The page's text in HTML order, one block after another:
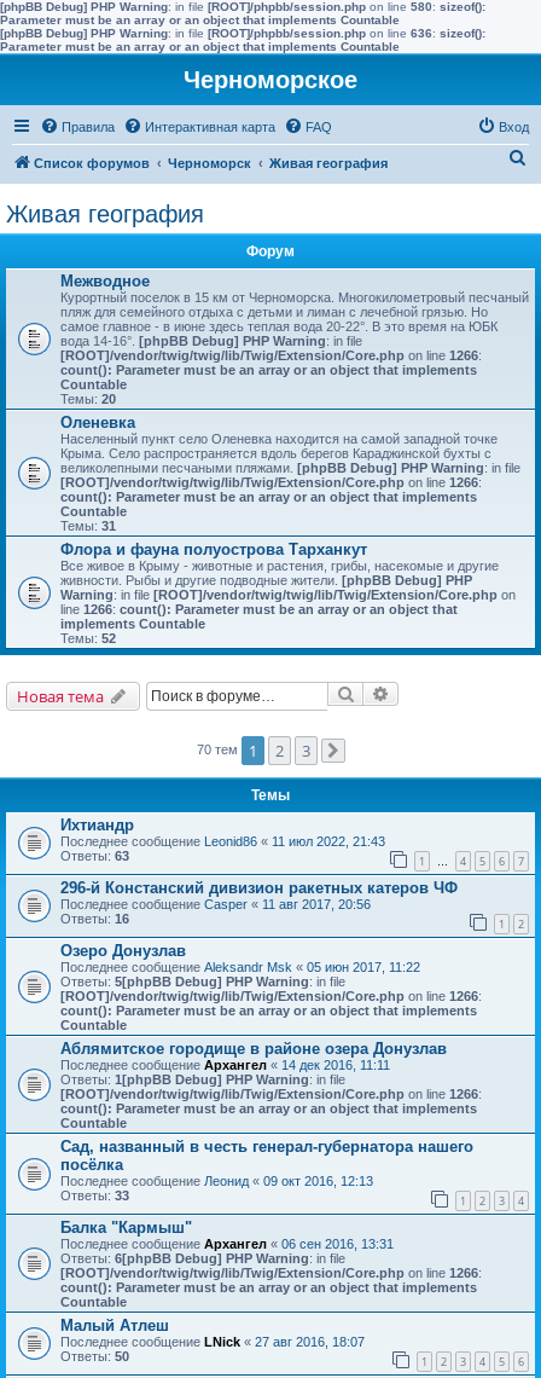
[phpBB Debug] PHP Warning: in file [ROOT]/phpbb/session.php on line 580: sizeof():
Parameter must be an array or an object that implements Countable
[phpBB Debug] PHP Warning: in file [ROOT]/phpbb/session.php on line 636: sizeof():
Parameter must be an array or an object that implements Countable
Черноморское
Правила Интерактивная карта FAQ Вход
Список форумов Черноморск Живая география
Живая география
Форум
Межводное
Курортный поселок в 15 км от Черноморска. Многокилометровый песчаный
пляж для семейного отдыха с детьми и лиман с лечебной грязью. Но
самое главное - в июне здесь теплая вода 20-22°. В это время на ЮБК
вода 14-16°. [phpBB Debug] PHP Warning: in file
[ROOT]/vendor/twig/twig/lib/Twig/Extension/Core.php on line 1266:
count(): Parameter must be an array or an object that implements
Countable
Темы: 20
Оленевка
Населенный пункт село Оленевка находится на самой западной точке
Крыма. Село распространяется вдоль берегов Караджинской бухты с
великолепными песчаными пляжами. [phpBB Debug] PHP Warning: in file
[ROOT]/vendor/twig/twig/lib/Twig/Extension/Core.php on line 1266:
count(): Parameter must be an array or an object that implements
Countable
Темы: 31
Флора и фауна полуострова Тарханкут
Все живое в Крыму - животные и растения, грибы, насекомые и другие
живности. Рыбы и другие подводные жители. [phpBB Debug] PHP
Warning: in file [ROOT]/vendor/twig/twig/lib/Twig/Extension/Core.php on
line 1266: count(): Parameter must be an array or an object that
implements Countable
Темы: 52
Новая тема Поиск
70 тем 1 2 3
Темы
Ихтиандр
Последнее сообщение Leonid86 « 11 июл 2022, 21:43
Ответы: 63 1 … 4 5 6 7
296-й Констанский дивизион ракетных катеров ЧФ
Последнее сообщение Casper « 11 авг 2017, 20:56
Ответы: 16 1 2
Озеро Донузлав
Последнее сообщение Aleksandr Msk « 05 июн 2017, 11:22
Ответы: 5[phpBB Debug] PHP Warning: in file
[ROOT]/vendor/twig/twig/lib/Twig/Extension/Core.php on line 1266:
count(): Parameter must be an array or an object that implements
Countable
Аблямитское городище в районе озера Донузлав
Последнее сообщение Архангел « 14 дек 2016, 11:11
Ответы: 1[phpBB Debug] PHP Warning: in file
[ROOT]/vendor/twig/twig/lib/Twig/Extension/Core.php on line 1266:
count(): Parameter must be an array or an object that implements
Countable
Сад, названный в честь генерал-губернатора нашего
посёлка
Последнее сообщение Леонид « 09 окт 2016, 12:13
Ответы: 33 1 2 3 4
Балка "Кармыш"
Последнее сообщение Архангел « 06 сен 2016, 13:31
Ответы: 6[phpBB Debug] PHP Warning: in file
[ROOT]/vendor/twig/twig/lib/Twig/Extension/Core.php on line 1266:
count(): Parameter must be an array or an object that implements
Countable
Малый Атлеш
Последнее сообщение LNick « 27 авг 2016, 18:07
Ответы: 50 1 2 3 4 5 6